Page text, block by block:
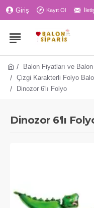
Giriş Kayıt Ol
Balon Fiyatları ve
Çizgi Karakterli Folyo
Dinozor 6'lı Folyo
Dinozor 6'lı